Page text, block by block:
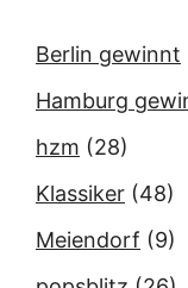
Berlin gewinnt
Hamburg
hzm (28)
Klassiker (48)
Meiendorf (9)